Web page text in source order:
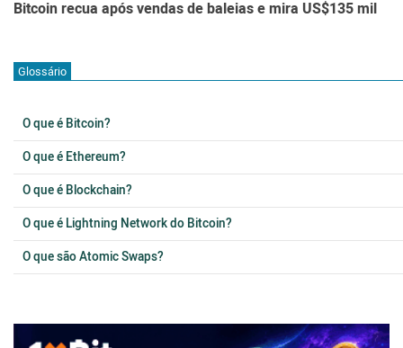
Bitcoin recua após vendas de baleias e mira US$135 mil
Glossário
O que é Bitcoin?
O que é Ethereum?
O que é Blockchain?
O que é Lightning Network do Bitcoin?
O que são Atomic Swaps?